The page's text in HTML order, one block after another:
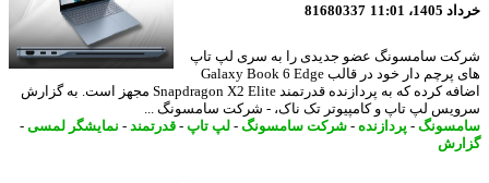
11:01
81680337
سامسونگ عضو جدیدی را به سری لپ تاپ
های پرچم دار خود در قالب Galaxy Book 6 Edge
اضافه کرده که به پردازنده قدرتمند Snapdragon X2 Elite مجهز است. به گزارش
لپ تاپ و کامپیوتر تک ناک، - شرکت سامسونگ ...
-پردازنده -شرکت سامسونگ-لپ تاپ-قدرتمند -نمایشگر لمسی-